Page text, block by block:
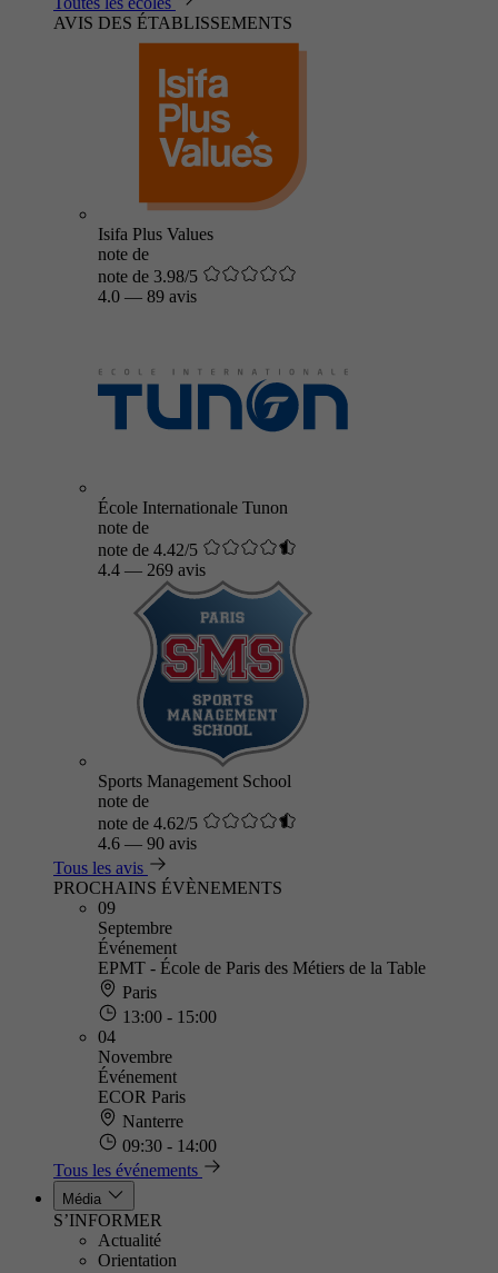
AVIS DES ÉTABLISSEMENTS
Isifa Plus Values
note de
note de 3.98/5
4.0 — 89 avis
École Internationale Tunon
note de
note de 4.42/5
4.4 — 269 avis
Sports Management School
note de
note de 4.62/5
4.6 — 90 avis
Tous les avis
PROCHAINS ÉVÈNEMENTS
09
Septembre
Événement
EPMT - École de Paris des Métiers de la Table
Paris
13:00 - 15:00
04
Novembre
Événement
ECOR Paris
Nanterre
09:30 - 14:00
Tous les événements
Média
S’INFORMER
Actualité
Orientation